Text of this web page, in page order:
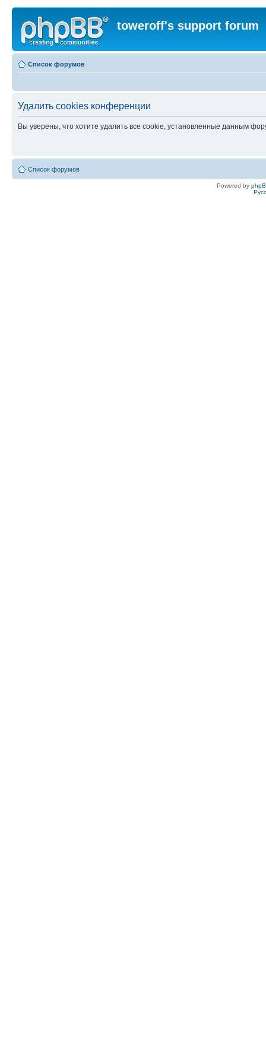
toweroff's support forum
Список форумов
Удалить cookies конференции
Вы уверены, что хотите удалить все cookie, установленные данным
Список форумов
Powered by